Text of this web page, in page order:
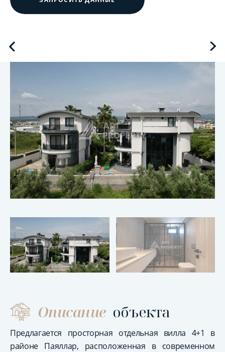
Описание объекта
Предлагается просторная отдельная вилла 4+1 в
районе Паяллар, расположенная в современном